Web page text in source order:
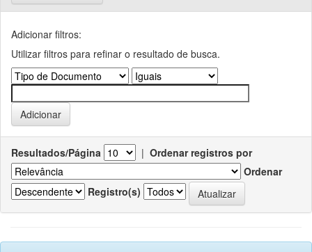
Adicionar filtros:
Utilizar filtros para refinar o resultado de busca.
Resultados/Página | Ordenar registros por
Ordenar
Registro(s)